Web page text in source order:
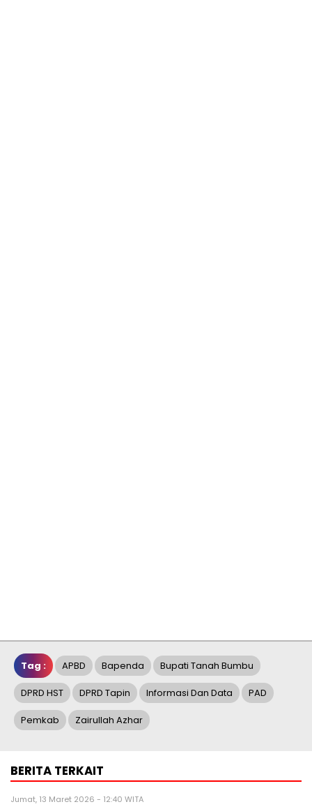
Tag : APBD Bapenda Bupati Tanah Bumbu
DPRD HST DPRD Tapin Informasi Dan Data PAD
Pemkab Zairullah Azhar
BERITA TERKAIT
Jumat, 13 Maret 2026 - 12:40 WITA